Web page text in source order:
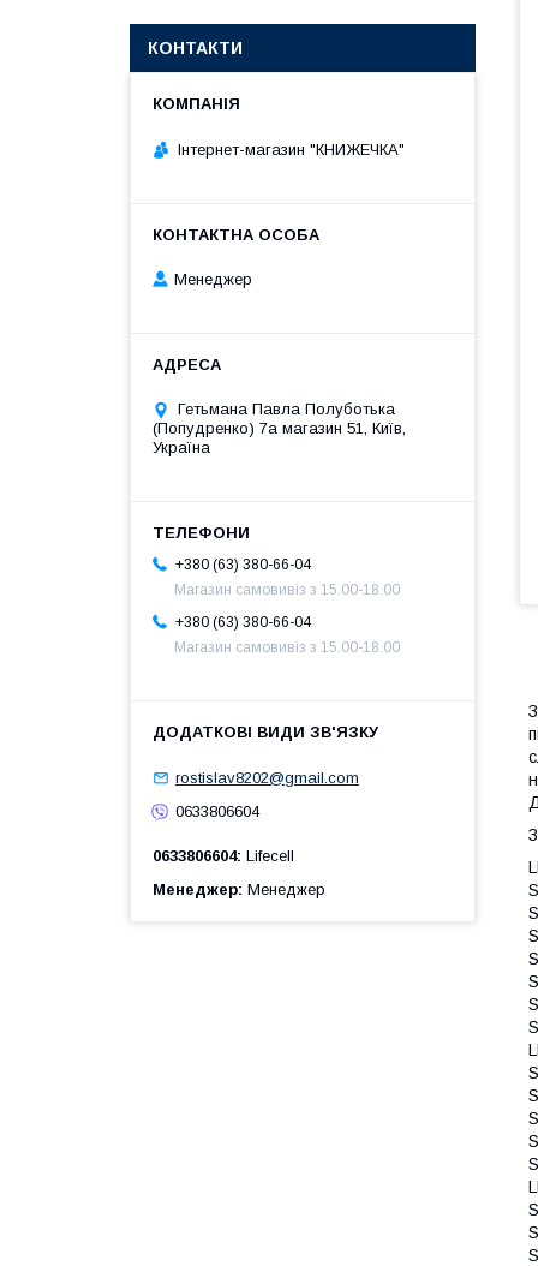
КОНТАКТИ
Інтернет-магазин "КНИЖЕЧКА"
Менеджер
Гетьмана Павла Полуботька
(Попудренко) 7а магазин 51, Київ,
Україна
+380 (63) 380-66-04
Магазин самовивіз з 15.00-18.00
+380 (63) 380-66-04
Магазин самовивіз з 15.00-18.00
rostislav8202@gmail.com
0633806604
0633806604 Lifecell
Менеджер Менеджер